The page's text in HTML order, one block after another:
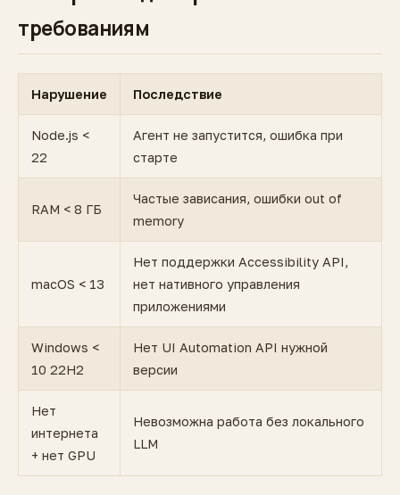
требованиям
Нарушение Последствие
Node.js <
22
Агент не запустится, ошибка при
старте
RAM < 8 ГБ
Частые зависания, ошибки out of
memory
macOS < 13
Нет поддержки Accessibility API,
нет нативного управления
приложениями
Windows <
10 22H2
Нет UI Automation API нужной
версии
Нет
интернета
+ нет GPU
Невозможна работа без локального
LLM